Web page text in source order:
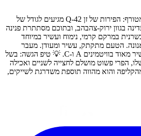
חוויית הטעם והמרקם המטורף: הפירות של זן Q-42 מגיעים לגודל של
בגוון ירוק-צהבהב, ובתוכם מסתתרת פנינה
במרקם קרמי, נימוח ועשיר במיוחד
הטעם מתקתק, עשיר ומעודן. מעבר
לטעמו המושלם, הפרי עשיר מאוד בוויטמינים A ו-C. 💡 טיפ הגשה: בשל
הפרי פשוט מושלם לחצייה לשניים ואכילה
והוא מהווה תוספת משדרגת לשייקים,